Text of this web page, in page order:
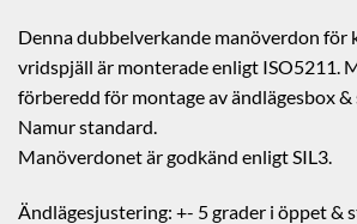
Denna dubbelverkande manöverdon för
vridspjäll är monterade enligt ISO5211.
förberedd för montage av ändlägesbox
Namur standard.
Manöverdonet är godkänd enligt SIL3.
Ändlägesjustering: +- 5 grader i öppet &